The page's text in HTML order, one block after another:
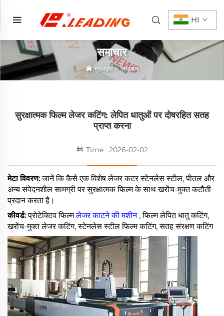
HI
समाचार
मुख्यपृष्ठ>समाचार
सुरक्षात्मक फिल्म लेजर कटिंग: लेपित धातुओं पर दोषरहित सतह
प्राप्त करना
Time : 2026-02-02
मेटा विवरण:जानें कि कैसे एक विशेष लेजर कटर स्टेनलेस स्टील, पीतल और
अन्य संवेदनशील सामग्री पर सुरक्षात्मक फिल्म के साथ खरोंच-मुक्त कटौती
प्रदान करता है।
कीवर्ड:प्रोटेक्टिव फिल्मलेजर काटने की मशीन , फिल्म लेपित धातु कटिंग,
खरोंच-मुक्त लेजर कटिंग, स्टेनलेस स्टील फिल्म कटिंग, सतह संरक्षण कटिंग